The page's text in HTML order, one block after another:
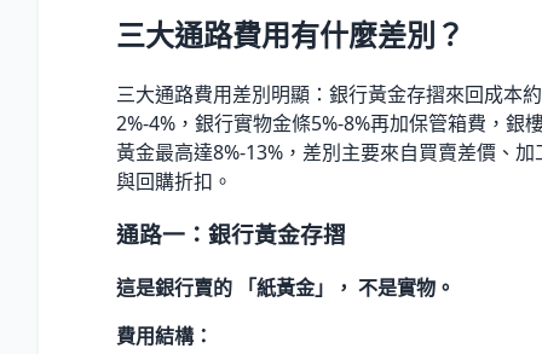
三大通路費用有什麼差別？
三大通路費用差別明顯：銀行黃金存摺來回成本約
2%-4%，銀行實物金條5%-8%再加保管箱費，銀
黃金最高達8%-13%，差別主要來自買賣差價、加
與回購折扣。
通路一：銀行黃金存摺
這是銀行賣的 「紙黃金」， 不是實物。
費用結構：